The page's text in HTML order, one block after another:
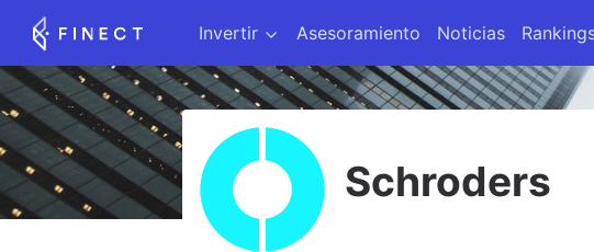
Invertir Asesoramiento Noticias
Schroders